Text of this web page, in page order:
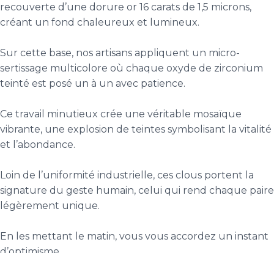
recouverte d’une dorure or 16 carats de 1,5 microns,
créant un fond chaleureux et lumineux.
Sur cette base, nos artisans appliquent un micro-
sertissage multicolore où chaque oxyde de zirconium
teinté est posé un à un avec patience.
Ce travail minutieux crée une véritable mosaïque
vibrante, une explosion de teintes symbolisant la vitalité
et l’abondance.
Loin de l’uniformité industrielle, ces clous portent la
signature du geste humain, celui qui rend chaque paire
légèrement unique.
En les mettant le matin, vous vous accordez un instant